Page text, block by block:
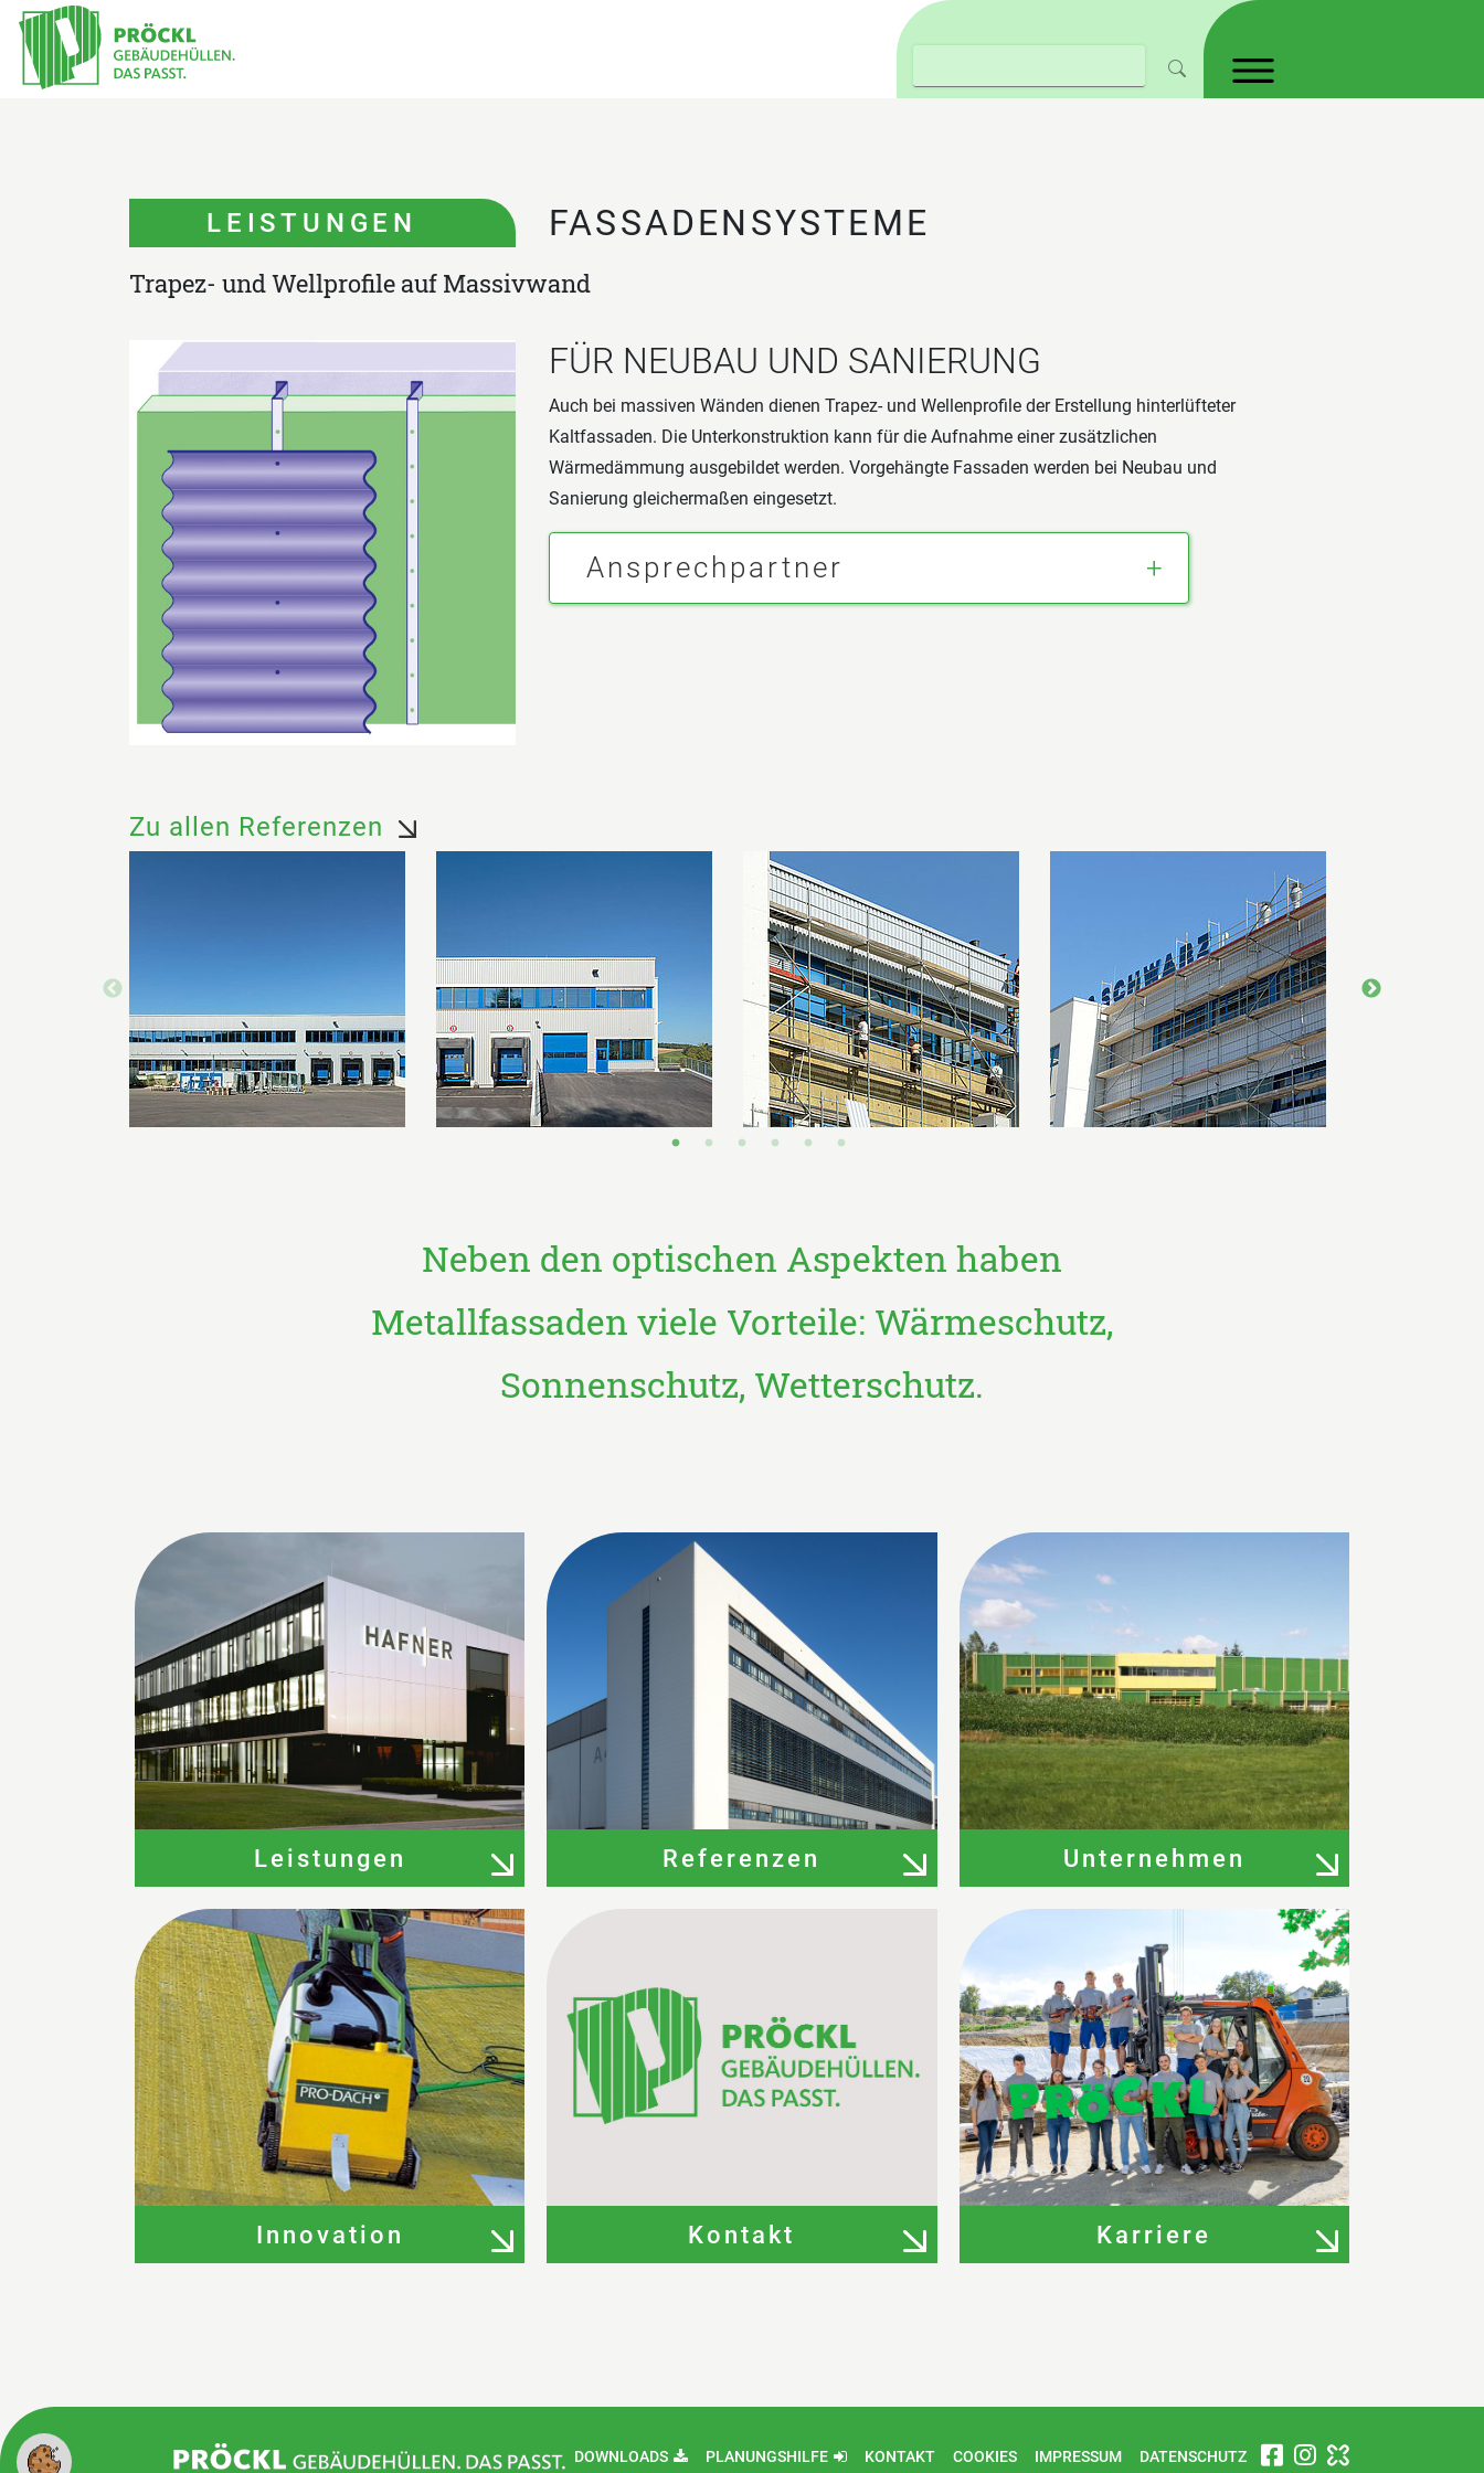
LEISTUNGEN FASSADENSYSTEME
Trapez- und Wellprofile auf Massivwand
FÜR NEUBAU UND SANIERUNG
Auch bei massiven Wänden dienen Trapez- und Wellenproﬁle der Erstellung hinterlüfteter
Kaltfassaden. Die Unterkonstruktion kann für die Aufnahme einer zusätzlichen
Wärmedämmung ausgebildet werden. Vorgehängte Fassaden werden bei Neubau und
Sanierung gleichermaßen eingesetzt.
Ansprechpartner
Zu allen Referenzen
Neben den optischen Aspekten haben
Metallfassaden viele Vorteile: Wärmeschutz,
Sonnenschutz, Wetterschutz.
Leistungen Referenzen Unternehmen
Innovation Kontakt Karriere
DOWNLOADS PLANUNGSHILFE KONTAKT COOKIES IMPRESSUM DATENSCHUTZ